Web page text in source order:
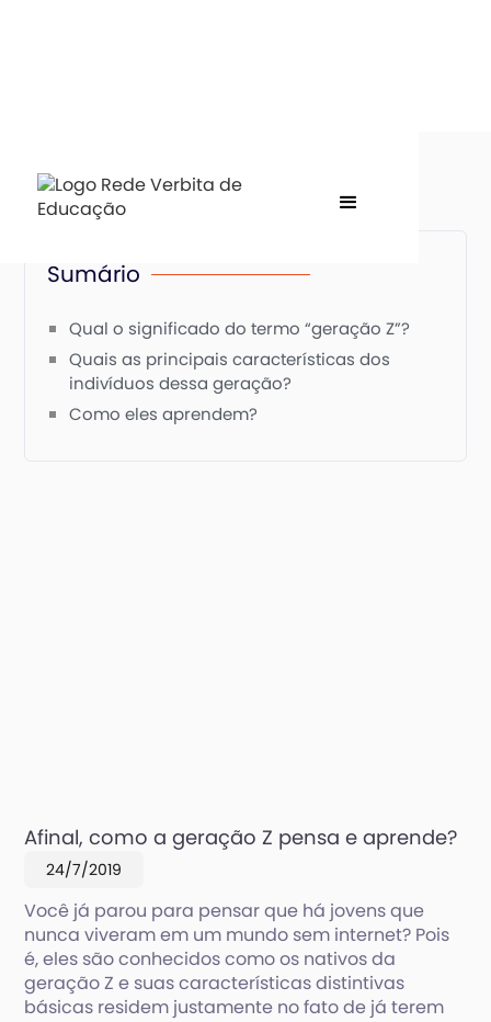
Sumário
Qual o significado do termo “geração Z”?
Quais as principais características dos
indivíduos dessa geração?
Como eles aprendem?
Afinal, como a geração Z pensa e aprende?
24/7/2019
Você já parou para pensar que há jovens que
nunca viveram em um mundo sem internet? Pois
é, eles são conhecidos como os nativos da
geração Z e suas características distintivas
básicas residem justamente no fato de já terem